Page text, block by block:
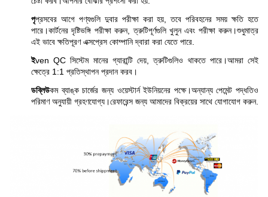
পৃপ্রসবের আগে পণ্যগুলি দুবার পরীক্ষা করা হয়, তবে পরিবহনের সময় ক্ষতি হতে
পারে।কার্টনের দৃষ্টিভঙ্গি পরীক্ষা করুন, ত্রুটিপূর্ণগুলি খুলুন এবং পরীক্ষা করুন।শুধুমাত্র
এই ভাবে ক্ষতিপূরণ এক্সপ্রেস কোম্পানি দ্বারা করা যেতে পারে.
ইven QC সিস্টেম মানের গ্যারান্টি দেয়, ত্রুটিগুলিও থাকতে পারে।আমরা সেই
ক্ষেত্রে 1:1 প্রতিস্থাপন প্রদান করব।
ডব্লিউকম ব্যাঙ্ক চার্জের জন্য ওয়েস্টার্ন ইউনিয়নের পক্ষে।অন্যান্য পেমেন্ট পদ্ধতিও
পরিমাণ অনুযায়ী গ্রহণযোগ্য।রেফারেন্স জন্য আমাদের বিক্রয়ের সাথে যোগাযোগ করুন.